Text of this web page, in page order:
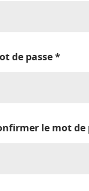
de passe*
le mot de